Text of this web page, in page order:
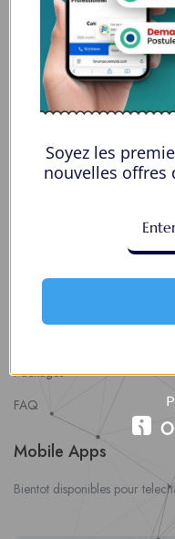
Espace Employeurs
Parcourirs les employeurs
Login employeurs
Offres d’Emploi
Contact Us
Packages
FAQ
Mobile Apps
Bientot disponibles pour
Soyez les
nouvelles offres